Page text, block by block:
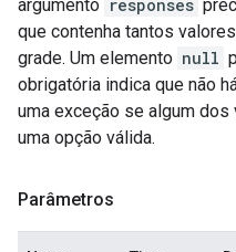
argumento responses
que contenha tantos
grade. Um elemento null
obrigatória indica que não
uma exceção se algum
uma opção válida.
Parâmetros